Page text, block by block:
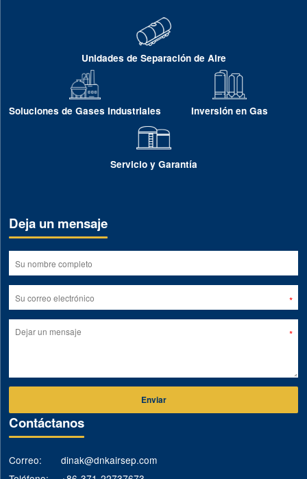
Unidades de Separación de Aire
Soluciones de Gases Industriales Inversión en Gas
Servicio y Garantía
Deja un mensaje
Enviar
Contáctanos
Correo:
dinak@dnkairsep.com